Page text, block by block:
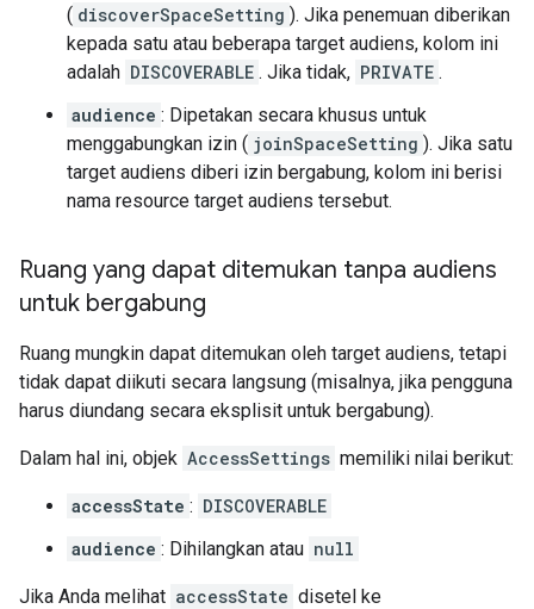
( discoverSpaceSetting ). Jika penemuan diberikan
kepada satu atau beberapa target audiens, kolom ini
adalah DISCOVERABLE . Jika tidak, PRIVATE .
audience : Dipetakan secara khusus untuk
menggabungkan izin ( joinSpaceSetting ). Jika satu
target audiens diberi izin bergabung, kolom ini berisi
nama resource target audiens tersebut.
Ruang yang dapat ditemukan tanpa audiens
untuk bergabung
Ruang mungkin dapat ditemukan oleh target audiens, tetapi
tidak dapat diikuti secara langsung (misalnya, jika pengguna
harus diundang secara eksplisit untuk bergabung).
Dalam hal ini, objek AccessSettings memiliki nilai berikut:
accessState : DISCOVERABLE
audience : Dihilangkan atau null
Jika Anda melihat accessState disetel ke